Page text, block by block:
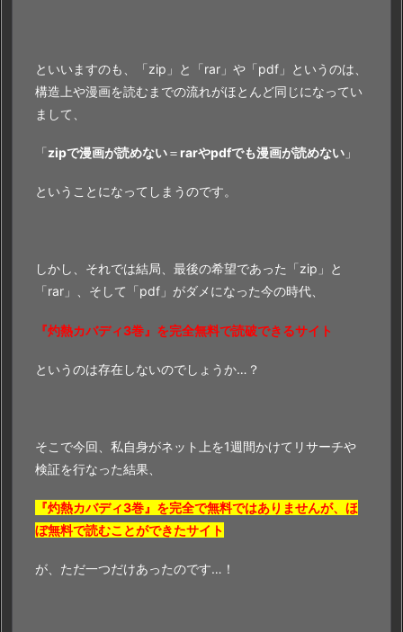
といいますのも、「zip」と「rar」や「pdf」というのは、
構造上や漫画を読むまでの流れがほとんど同じになってい
まして、
「zipで漫画が読めない＝ rarやpdfでも漫画が読めない 」
ということになってしまうのです。
しかし、それでは結局、最後の希望であった「zip」と
「rar」、そして「pdf」がダメになった今の時代、
『灼熱カバディ3巻』を完全無料で読破できるサイト
というのは存在しないのでしょうか…？
そこで今回、私自身がネット上を1週間かけてリサーチや
検証を行なった結果、
『灼熱カバディ3巻』を完全で無料ではありませんが、ほ
ぼ無料で読むことができたサイト
が、ただ一つだけあったのです…！